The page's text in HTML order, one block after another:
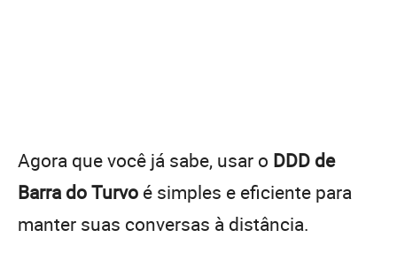
Agora que você já sabe, usar o DDD de
Barra do Turvo é simples e eficiente para
manter suas conversas à distância.